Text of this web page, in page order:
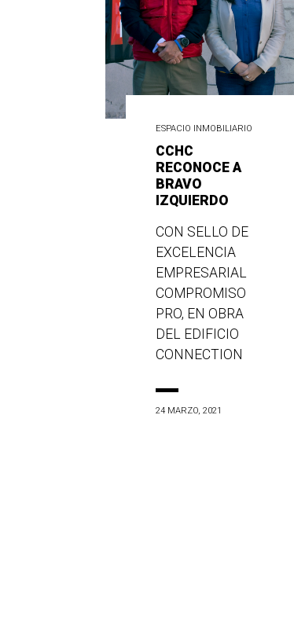
ESPACIO INMOBILIARIO
CCHC
RECONOCE A
BRAVO
IZQUIERDO
CON SELLO DE
EXCELENCIA
EMPRESARIAL
COMPROMISO
PRO, EN OBRA
DEL EDIFICIO
CONNECTION
24 MARZO, 2021